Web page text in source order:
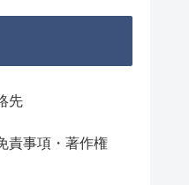
先
責事項・著作権